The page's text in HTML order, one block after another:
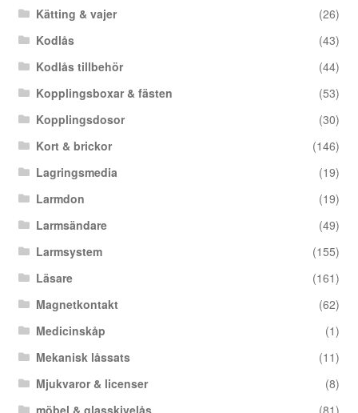
Kätting & vajer
(26)
Kodlås
(43)
Kodlås tillbehör
(44)
Kopplingsboxar & fästen
(53)
Kopplingsdosor
(30)
Kort & brickor
(146)
Lagringsmedia
(19)
Larmdon
(19)
Larmsändare
(49)
Larmsystem
(155)
Läsare
(161)
Magnetkontakt
(62)
Medicinskåp
(1)
Mekanisk låssats
(11)
Mjukvaror & licenser
(8)
möbel & glasskivelås
(81)